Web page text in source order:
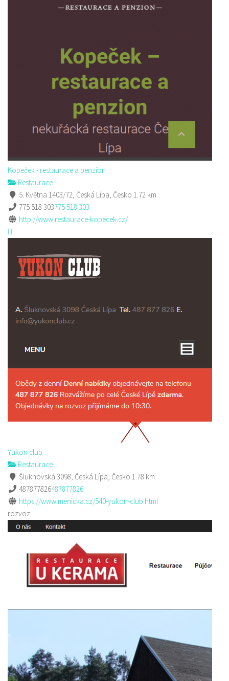
Kopeček - restaurace a penzion
Restaurace
5. Května 1403/72, Česká Lípa, Česko 1.72 km
775 518 303775 518 303
http://www.restaurace-kopecek.cz/
Yukon club
Restaurace
Šluknovská 3098, Česká Lípa, Česko 1.78 km
487877826487877826
https://www.menicka.cz/540-yukon-club.html
rozvoz